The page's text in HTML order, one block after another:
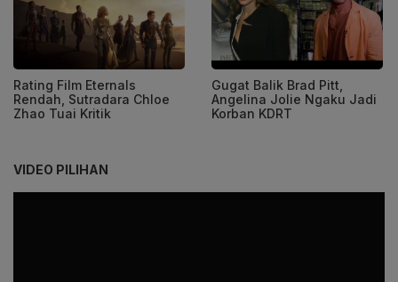
Rating Film Eternals
Rendah, Sutradara Chloe
Zhao Tuai Kritik
Gugat Balik Brad Pitt,
Angelina Jolie Ngaku Jadi
Korban KDRT
VIDEO PILIHAN